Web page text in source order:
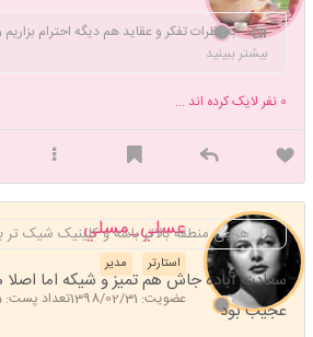
به نظرات تفکر و عقاید هم دیگه احترام بزاریم
متفاوت زندگی کنیم و از هم دیگه چیز هایبیشتر ببینید
0 نفر لایک کرده اند ...
عسلي_مسلي
مدیر استارتر
عضویت: 1398/02/31 تعداد پست: 3565
هرچی منطقه بالاتر باشه و کلینیک شیک
سعادت آباده جاش هم تمیز و شیکه اما
عجیب بود